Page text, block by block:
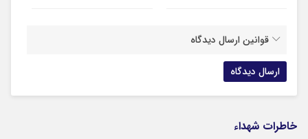
قوانین ارسال دیدگاه
خاطرات شهداء